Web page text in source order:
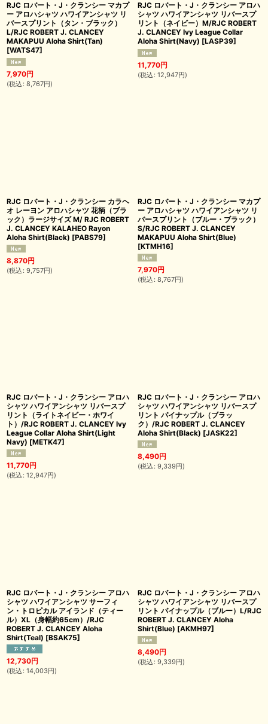
RJC ロバート・J・クランシー マカプ
ー アロハシャツ ハワイアンシャツ リ
バースプリント（タン・ブラック）
L/RJC ROBERT J. CLANCEY
MAKAPUU Aloha Shirt(Tan)
[WATS47]
7,970円
(税込 : 8,767円)
RJC ロバート・J・クランシー アロハ
シャツ ハワイアンシャツ リバースプ
リント（ネイビー）M/RJC ROBERT
J. CLANCEY Ivy League Collar
Aloha Shirt(Navy) [LASP39]
11,770円
(税込 : 12,947円)
RJC ロバート・J・クランシー カラヘ
オ レーヨン アロハシャツ 花柄（ブラ
ック）ラージサイズ M/ RJC ROBERT
J. CLANCEY KALAHEO Rayon
Aloha Shirt(Black) [PABS79]
8,870円
(税込 : 9,757円)
RJC ロバート・J・クランシー マカプ
ー アロハシャツ ハワイアンシャツ リ
バースプリント（ブルー・ブラック）
S/RJC ROBERT J. CLANCEY
MAKAPUU Aloha Shirt(Blue)
[KTMH16]
7,970円
(税込 : 8,767円)
RJC ロバート・J・クランシー アロハ
シャツ ハワイアンシャツ リバースプ
リント（ライトネイビー・ホワイ
ト）/RJC ROBERT J. CLANCEY Ivy
League Collar Aloha Shirt(Light
Navy) [METK47]
11,770円
(税込 : 12,947円)
RJC ロバート・J・クランシー アロハ
シャツ ハワイアンシャツ リバースプ
リント パイナップル（ブラッ
ク）/RJC ROBERT J. CLANCEY
Aloha Shirt(Black) [JASK22]
8,490円
(税込 : 9,339円)
RJC ロバート・J・クランシー アロハ
シャツ ハワイアンシャツ サーフィ
ン・トロピカル アイランド（ティー
ル）XL（身幅約65cm）/RJC
ROBERT J. CLANCEY Aloha
Shirt(Teal) [BSAK75]
12,730円
(税込 : 14,003円)
RJC ロバート・J・クランシー アロハ
シャツ ハワイアンシャツ リバースプ
リント パイナップル（ブルー）L/RJC
ROBERT J. CLANCEY Aloha
Shirt(Blue) [AKMH97]
8,490円
(税込 : 9,339円)